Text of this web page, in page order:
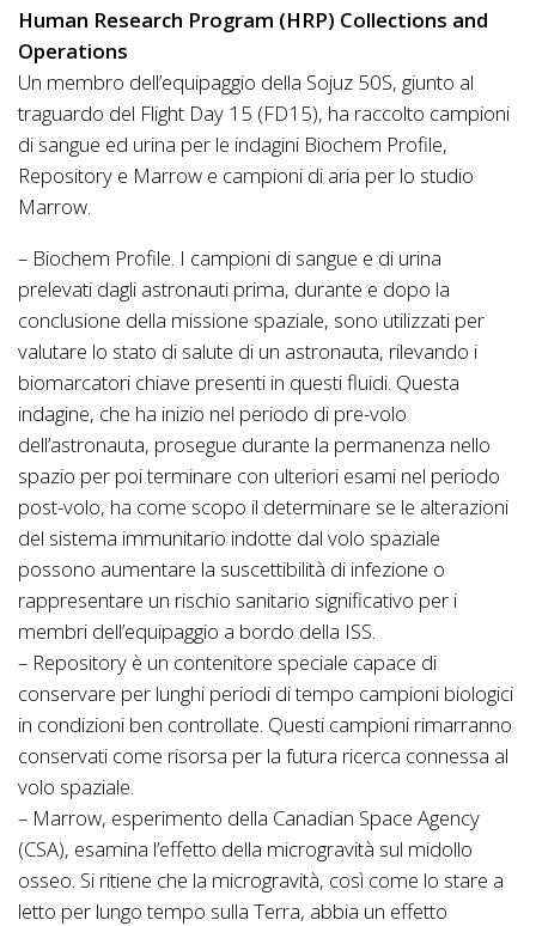
Human Research Program (HRP) Collections and
Operations
Un membro dell’equipaggio della Sojuz 50S, giunto al
traguardo del Flight Day 15 (FD15), ha raccolto campioni
di sangue ed urina per le indagini Biochem Profile,
Repository e Marrow e campioni di aria per lo studio
Marrow.
– Biochem Profile. I campioni di sangue e di urina
prelevati dagli astronauti prima, durante e dopo la
conclusione della missione spaziale, sono utilizzati per
valutare lo stato di salute di un astronauta, rilevando i
biomarcatori chiave presenti in questi fluidi. Questa
indagine, che ha inizio nel periodo di pre-volo
dell’astronauta, prosegue durante la permanenza nello
spazio per poi terminare con ulteriori esami nel periodo
post-volo, ha come scopo il determinare se le alterazioni
del sistema immunitario indotte dal volo spaziale
possono aumentare la suscettibilità di infezione o
rappresentare un rischio sanitario significativo per i
membri dell’equipaggio a bordo della ISS.
– Repository è un contenitore speciale capace di
conservare per lunghi periodi di tempo campioni biologici
in condizioni ben controllate. Questi campioni rimarranno
conservati come risorsa per la futura ricerca connessa al
volo spaziale.
– Marrow, esperimento della Canadian Space Agency
(CSA), esamina l’effetto della microgravità sul midollo
osseo. Si ritiene che la microgravità, così come lo stare a
letto per lungo tempo sulla Terra, abbia un effetto